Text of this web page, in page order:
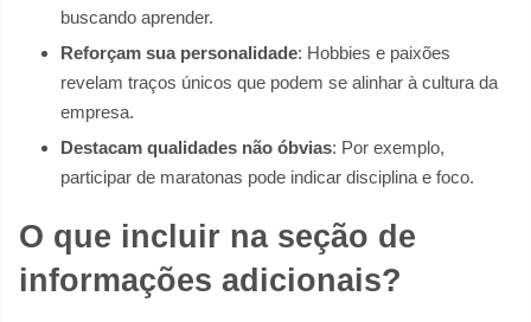
buscando aprender.
Reforçam sua personalidade: Hobbies e paixões
revelam traços únicos que podem se alinhar à cultura da
empresa.
Destacam qualidades não óbvias: Por exemplo,
participar de maratonas pode indicar disciplina e foco.
O que incluir na seção de
informações adicionais?